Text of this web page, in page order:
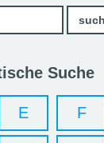
Suche
E F